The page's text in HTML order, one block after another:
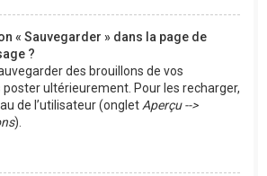
« Sauvegarder » dans la page de
?
des brouillons de vos
ultérieurement. Pour les recharger,
de l’utilisateur (onglet Aperçu -->
).